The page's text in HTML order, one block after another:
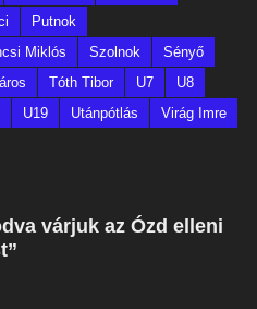
Putnok
Miklós Szolnok
Sényő
Tóth Tibor U7
U8
U19 Utánpótlás
Virág Imre
várjuk az Ózd elleni